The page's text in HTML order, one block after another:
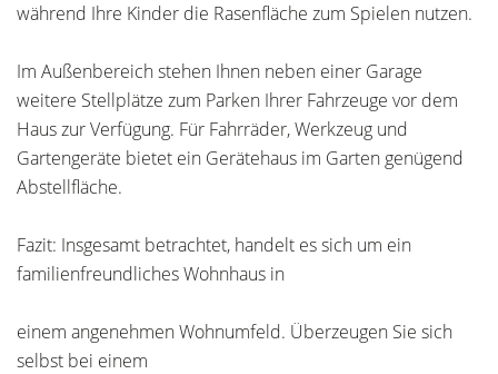
während Ihre Kinder die Rasenfläche zum Spielen nutzen.
Im Außenbereich stehen Ihnen neben einer Garage
weitere Stellplätze zum Parken Ihrer Fahrzeuge vor dem
Haus zur Verfügung. Für Fahrräder, Werkzeug und
Gartengeräte bietet ein Gerätehaus im Garten genügend
Abstellfläche.
Fazit: Insgesamt betrachtet, handelt es sich um ein
familienfreundliches Wohnhaus in
einem angenehmen Wohnumfeld. Überzeugen Sie sich
selbst bei einem